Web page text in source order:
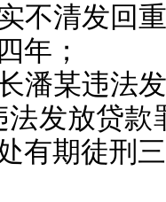
不清发回
年；
潘某违法
发放贷款
有期徒刑